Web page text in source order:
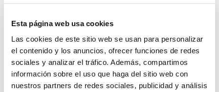
Esta página web usa cookies
Las cookies de este sitio web se usan para personalizar
el contenido y los anuncios, ofrecer funciones de redes
sociales y analizar el tráfico. Además, compartimos
información sobre el uso que haga del sitio web con
nuestros partners de redes sociales, publicidad y análisis
¿Has olvidado tu contraseña?